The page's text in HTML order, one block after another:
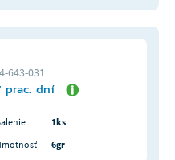
643-031
prac. dní
1ks
6gr